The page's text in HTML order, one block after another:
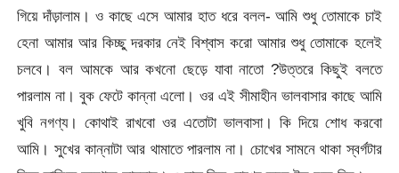
গিয়ে দাঁড়ালাম। ও কাছে এসে আমার হাত ধরে বলল- আমি শুধু তোমাকে চাই
হেনা আমার আর কিচ্ছু দরকার নেই বিশ্বাস করো আমার শুধু তোমাকে হলেই
চলবে। বল আমকে আর কখনো ছেড়ে যাবা নাতো ?উত্তরে কিছুই বলতে
পারলাম না। বুক ফেটে কান্না এলো। ওর এই সীমাহীন ভালবাসার কাছে আমি
খুবি নগণ্য। কোথাই রাখবো ওর এতোটা ভালবাসা। কি দিয়ে শোধ করবো
আমি। সুখের কান্নাটা আর থামাতে পারলাম না। চোখের সামনে থাকা স্বর্গটার